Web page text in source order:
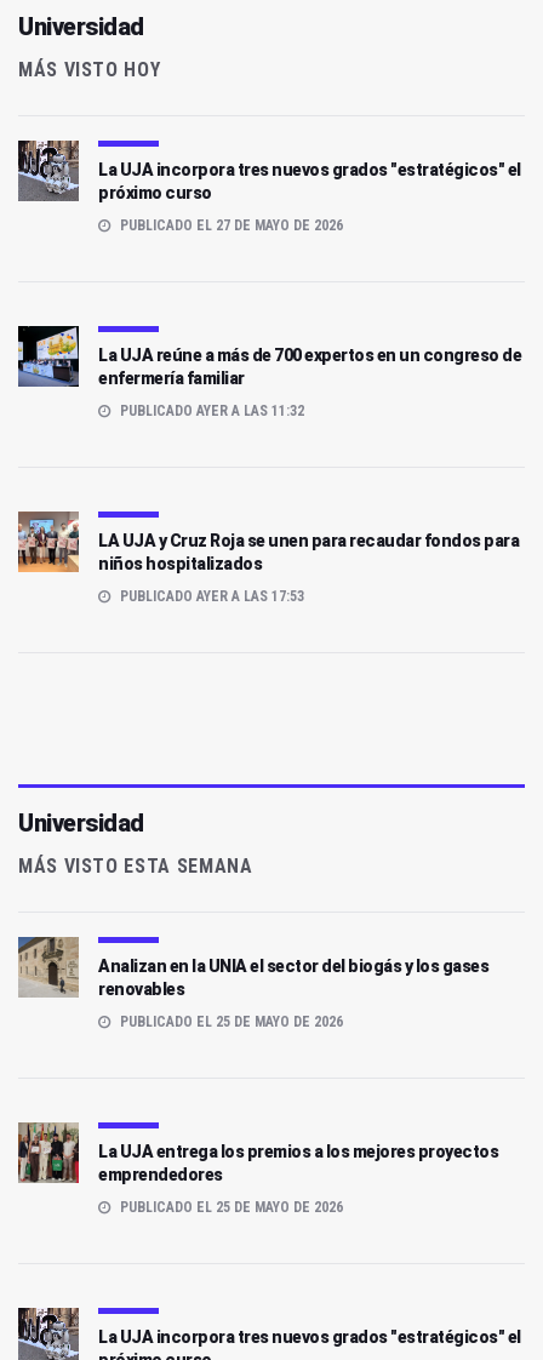
Universidad
MÁS VISTO HOY
La UJA incorpora tres nuevos grados "estratégicos" el
próximo curso
PUBLICADO EL 27 DE MAYO DE 2026
La UJA reúne a más de 700 expertos en un congreso de
enfermería familiar
PUBLICADO AYER A LAS 11:32
LA UJA y Cruz Roja se unen para recaudar fondos para
niños hospitalizados
PUBLICADO AYER A LAS 17:53
Universidad
MÁS VISTO ESTA SEMANA
Analizan en la UNIA el sector del biogás y los gases
renovables
PUBLICADO EL 25 DE MAYO DE 2026
La UJA entrega los premios a los mejores proyectos
emprendedores
PUBLICADO EL 25 DE MAYO DE 2026
La UJA incorpora tres nuevos grados "estratégicos" el